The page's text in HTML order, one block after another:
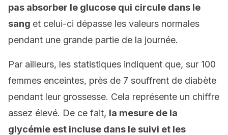
pas absorber le glucose qui circule dans le
sang et celui-ci dépasse les valeurs normales
pendant une grande partie de la journée.
Par ailleurs, les statistiques indiquent que, sur 100
femmes enceintes, près de 7 souffrent de diabète
pendant leur grossesse. Cela représente un chiffre
assez élevé. De ce fait, la mesure de la
glycémie est incluse dans le suivi et les